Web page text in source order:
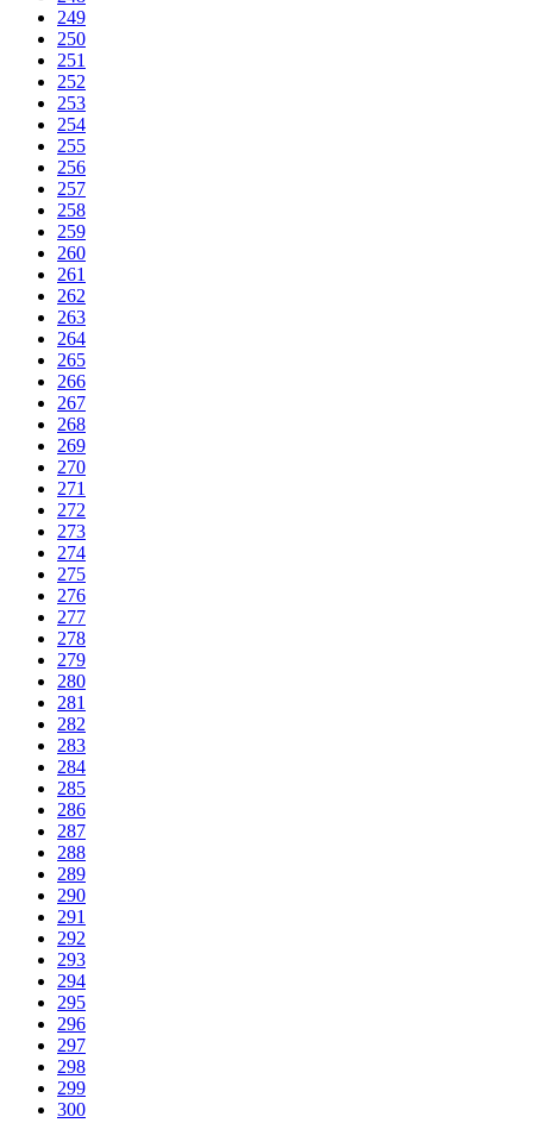
249
250
251
252
253
254
255
256
257
258
259
260
261
262
263
264
265
266
267
268
269
270
271
272
273
274
275
276
277
278
279
280
281
282
283
284
285
286
287
288
289
290
291
292
293
294
295
296
297
298
299
300